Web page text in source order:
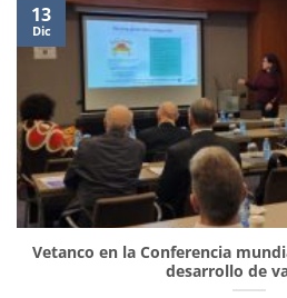
Vetanco en la Conferencia
desarrollo de
13
Dic